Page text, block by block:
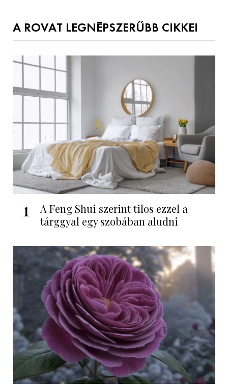
A ROVAT LEGNÉPSZERŰBB CIKKEI
1
A Feng Shui szerint tilos ezzel a
tárggyal egy szobában aludni